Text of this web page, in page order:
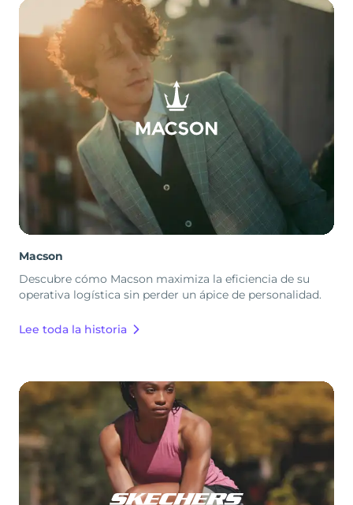
Macson
Descubre cómo Macson maximiza la eficiencia de su
operativa logística sin perder un ápice de personalidad.
Lee toda la historia